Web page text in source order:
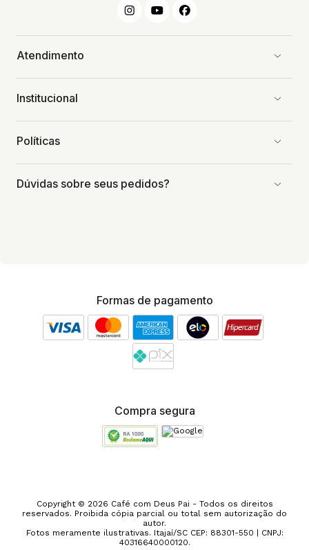
Atendimento
Institucional
Políticas
Dúvidas sobre seus pedidos?
Formas de pagamento
Compra segura
Copyright © 2026 Café com Deus Pai - Todos os direitos
reservados. Proibida cópia parcial ou total sem autorização do
autor.
Fotos meramente ilustrativas. Itajaí/SC CEP: 88301-550 | CNPJ:
40316640000120.